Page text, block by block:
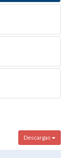
Descargas